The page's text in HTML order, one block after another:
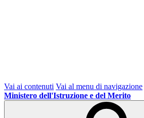
Vai ai contenuti Vai al menu di navigazione
Ministero dell'Istruzione e del Merito